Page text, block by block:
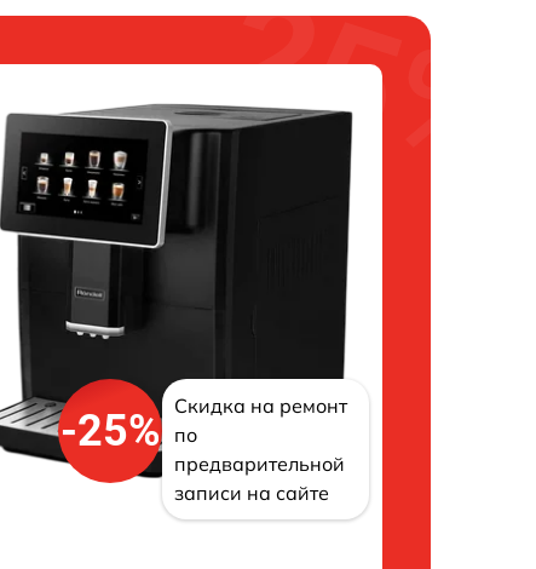
-25%
Скидка на ремонт
по
предварительной
записи на сайте